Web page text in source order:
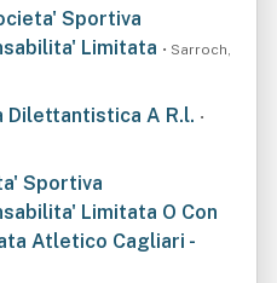
Sportiva
Limitata • Sarroch,
Dilettantistica A R.l. •
Sportiva
Limitata O Con
Atletico Cagliari -